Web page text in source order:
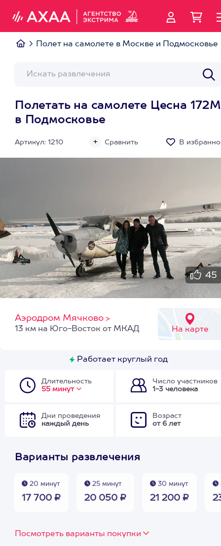
Полет на самолете в Москве и Подмосковье
Полетать на самолете Цесна 172М
в Подмосковье
Артикул: 1210 Сравнить В
45
Аэродром Мячково >
На карте
13 км на Юго-Восток от МКАД
Работает круглый год
Длительность
55 минут
Число участников
1-3 человека
Дни проведения
каждый день
Возраст
от 6 лет
Варианты развлечения
20 минут
17 700 ₽
25 минут
20 050 ₽
30 минут
21 200 ₽
Посмотреть варианты покупки